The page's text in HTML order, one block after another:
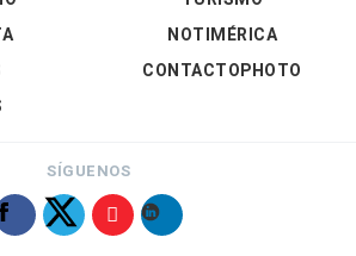
NOTIMÉRICA
CONTACTOPHOTO
SÍGUENOS